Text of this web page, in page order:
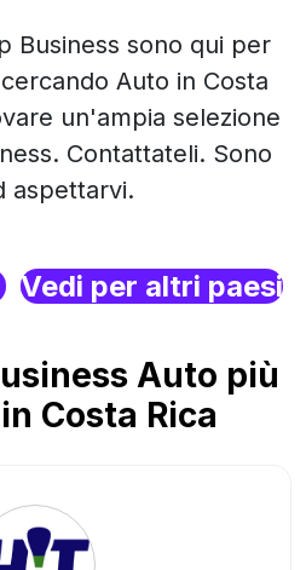
Business sono qui per
Auto in Costa
un'ampia selezione
Contattateli. Sono
aspettarvi.
Vedi per altri paesi
Auto più
Costa Rica